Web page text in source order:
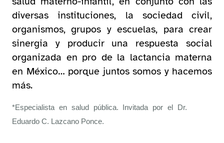
diversas instituciones, la sociedad civil,
organismos, grupos y escuelas, para crear
sinergia y producir una respuesta social
organizada en pro de la lactancia materna
en México… porque juntos somos y hacemos
más.
*Especialista en salud pública. Invitada por el Dr.
Eduardo C. Lazcano Ponce.